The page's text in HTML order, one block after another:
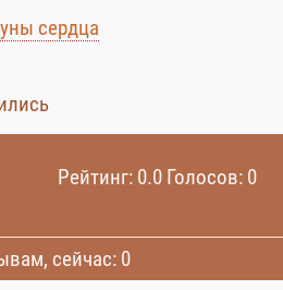
сердца
Рейтинг: 0.0 Голосов: 0
сейчас: 0